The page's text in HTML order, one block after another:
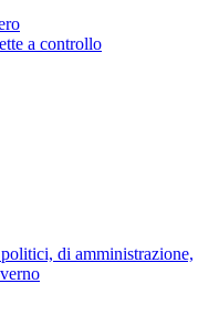
a controllo
di amministrazione,